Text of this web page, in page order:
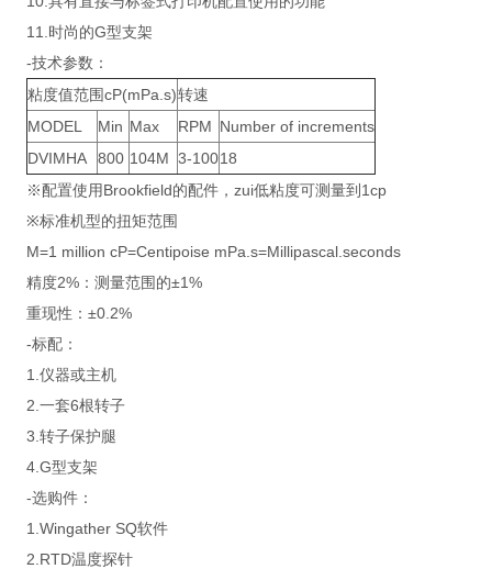
11.时尚的G型支架
-技术参数：
粘度值范围cP(mPa.s)转速
MODEL
Min Max RPM Number of increments
DVIMHA
800 104M 3-10018
※配置使用Brookfield的配件，zui低粘度可测量到1cp
※标准机型的扭矩范围
M=1 million cP=Centipoise mPa.s=Millipascal.seconds
精度2%：测量范围的±1%
重现性：±0.2%
-标配：
1.仪器或主机
2.一套6根转子
3.转子保护腿
4.G型支架
-选购件：
1.Wingather SQ软件
2.RTD温度探针